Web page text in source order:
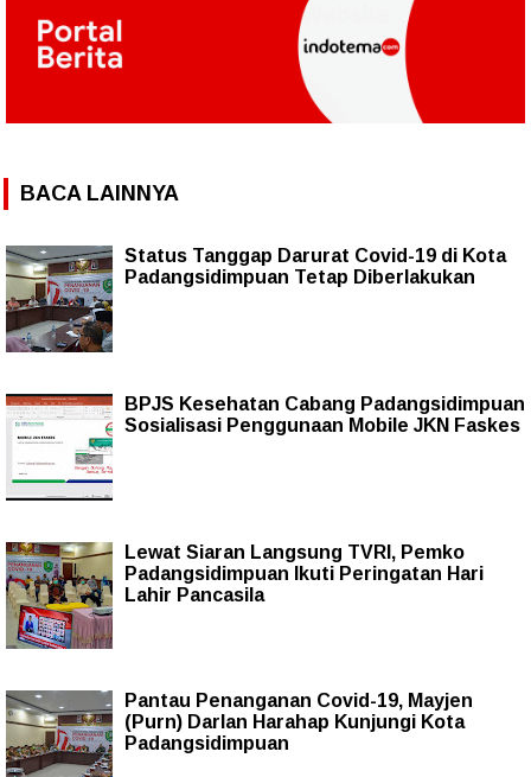
BACA LAINNYA
Status Tanggap Darurat Covid-19 di Kota
Padangsidimpuan Tetap Diberlakukan
BPJS Kesehatan Cabang Padangsidimpuan
Sosialisasi Penggunaan Mobile JKN Faskes
Lewat Siaran Langsung TVRI, Pemko
Padangsidimpuan Ikuti Peringatan Hari
Lahir Pancasila
Pantau Penanganan Covid-19, Mayjen
(Purn) Darlan Harahap Kunjungi Kota
Padangsidimpuan